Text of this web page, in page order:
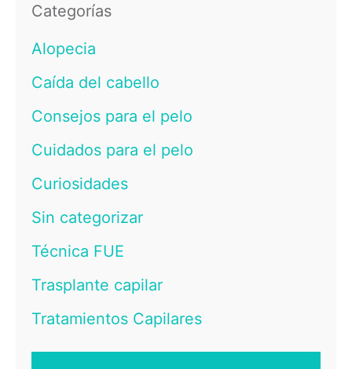
Categorías
Alopecia
Caída del cabello
Consejos para el pelo
Cuidados para el pelo
Curiosidades
Sin categorizar
Técnica FUE
Trasplante capilar
Tratamientos Capilares